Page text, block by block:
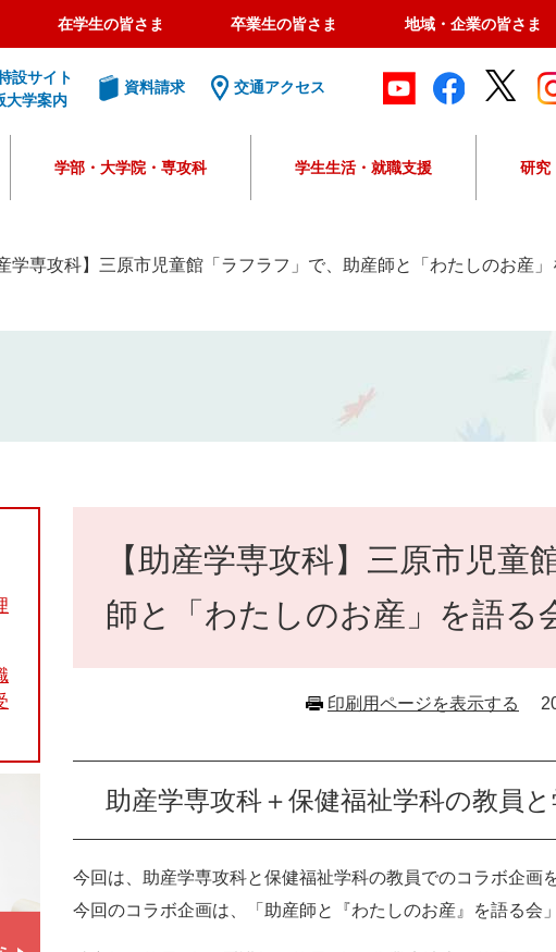
在学生の皆さま 卒業生の皆さま 地域・企業の皆さま
設サイト
大学案内
資料請求 交通アクセス
o
e
検
学部・大学院・専攻科 学生生活・就職支援 研究
学専攻科】三原市児童館「ラフラフ」で、助産師と「わたしのお産」
【助産学専攻科】三原市児童
師と「わたしのお産」を語る
印刷用ページを表示する
助産学専攻科＋保健福祉学科の教員
今回は、助産学専攻科と保健福祉学科の教員でのコラボ企画
今回のコラボ企画は、「助産師と『わたしのお産』を語る会」